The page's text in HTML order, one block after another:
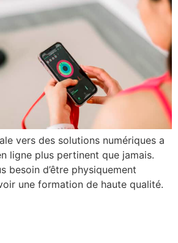
vers des solutions numériques a
ligne plus pertinent que jamais.
besoin d’être physiquement
une formation de haute qualité.